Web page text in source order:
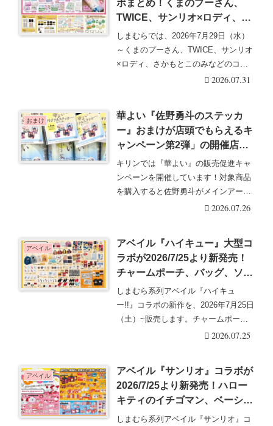
ボまとめ！くまのプーさん、
TWICE、サンリオ×ロディ、さ
かもとこのみ、辻希美 アンジ
ュシャルムも！口コミ、入荷
数、行列、売り切れ、整理券
しまむらでは、2026年7月29日（水）
～くまのプーさん、TWICE、サンリオ
×ロディ、さかもとこのみなどのコラ
ボを販売・・・続きを読む2026.07.31
おまけ
華よい『佐野勇斗のステッカ
ー』おまけが店頭でもらえるキ
ャンペーン第2弾」の開催店は
どこ？2026夏はランダムで全4
種類！
キリンでは『華よい』の販売促進キャ
ンペーンを開催しています！対象商品
を購入すると佐野勇斗がメインアート
のステッカーおまけ・・・続きを読む
2026.07.26
アベイル
アベイル『ハイキュー』大型コ
ラボが2026/7/25より新発売！
チャームポーチ、バッグ、ソッ
クス、サンダルも！再販売は？
ハイキューの日の企画！
しまむら系列アベイル『ハイキュ
ー!!』コラボの新作を、2026年7月25日
（土）~販売します。チャームポー
チ、バッグ、ソ・・・続きを読む
2026.07.25
アベイル
アベイル『サンリオ』コラボが
2026/7/25より新発売！ハロー
キティのイチゴマン、ベーシッ
クアート、3Dアートのグッズ
しまむら系列アベイル『サンリオ』コ